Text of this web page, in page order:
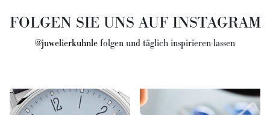
FOLGEN SIE UNS AUF INSTAGRAM
@juwelierkuhnle folgen und täglich inspirieren lassen